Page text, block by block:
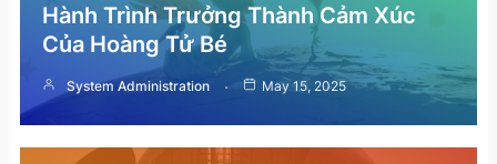
Hành Trình Trưởng Thành Cảm Xúc
Của Hoàng Tử Bé
System Administration May 15, 2025